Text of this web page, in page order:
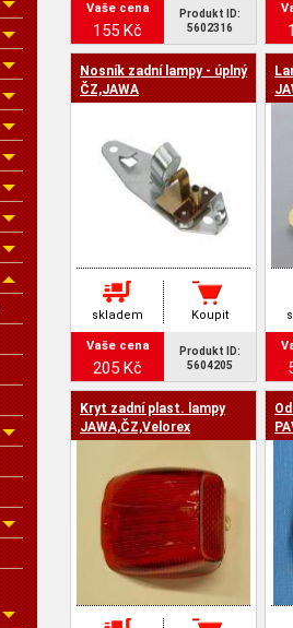
Vaše cena
155 Kč
Produkt ID:
5602316
Nosník zadní lampy - úplný
ČZ,JAWA
skladem Koupit
Vaše cena
205 Kč
Produkt ID:
5604205
Kryt zadní plast. lampy
JAWA,ČZ,Velorex